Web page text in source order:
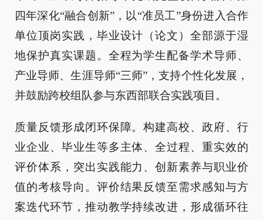
四年深化“融合创新”，以“准员工”身份进入合作
单位顶岗实践，毕业设计（论文）全部源于湿
地保护真实课题。全程为学生配备学术导师、
产业导师、生涯导师“三师”，支持个性化发展，
并鼓励跨校组队参与东西部联合实践项目。
质量反馈形成闭环保障。构建高校、政府、行
业企业、毕业生等多主体、全过程、重实效的
评价体系，突出实践能力、创新素养与职业价
值的考核导向。评价结果反馈至需求感知与方
案迭代环节，推动教学持续改进，形成循环往